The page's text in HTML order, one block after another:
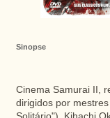
Sinopse
Cinema Samurai II,
dirigidos por